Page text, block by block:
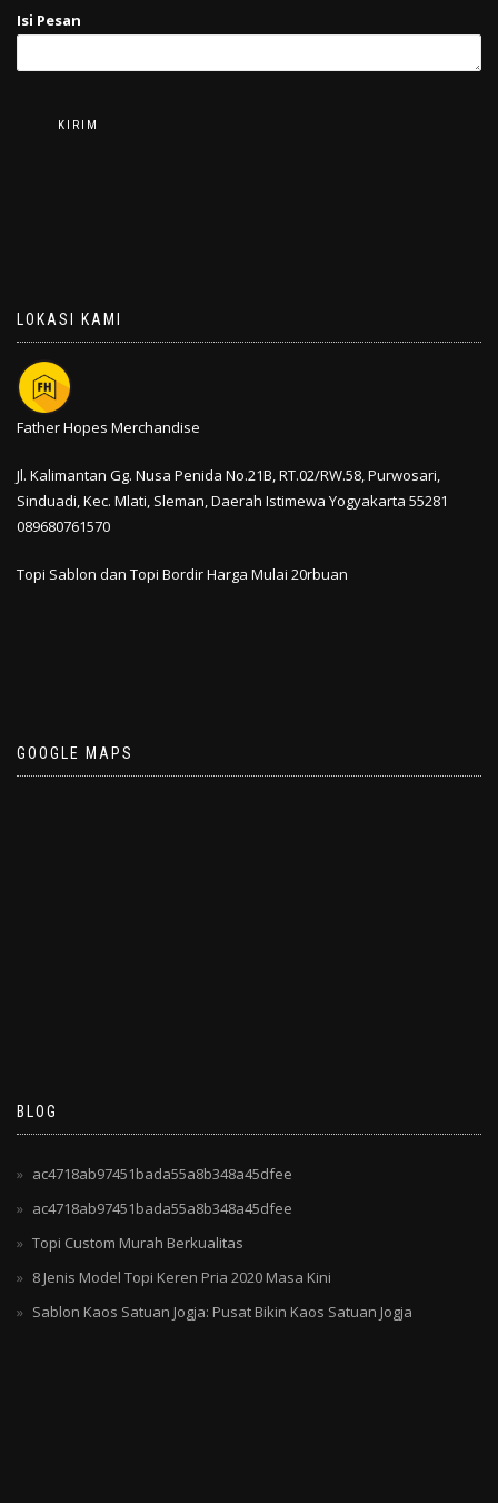
Isi Pesan
LOKASI KAMI
Father Hopes Merchandise
Jl. Kalimantan Gg. Nusa Penida No.21B, RT.02/RW.58, Purwosari,
Sinduadi, Kec. Mlati, Sleman,Daerah Istimewa Yogyakarta 55281
089680761570
Topi Sablon dan Topi Bordir Harga Mulai 20rbuan
GOOGLE MAPS
BLOG
ac4718ab97451bada55a8b348a45dfee
ac4718ab97451bada55a8b348a45dfee
Topi Custom Murah Berkualitas
8 Jenis Model Topi Keren Pria 2020 Masa Kini
Sablon Kaos Satuan Jogja: Pusat Bikin Kaos Satuan Jogja